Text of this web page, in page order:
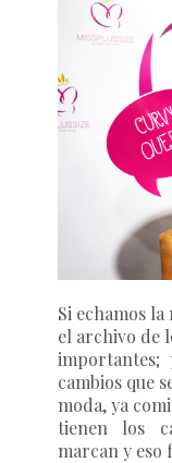
Si echamos
el archivo de
importantes;
cambios que
moda, ya
tienen los
marcan y eso